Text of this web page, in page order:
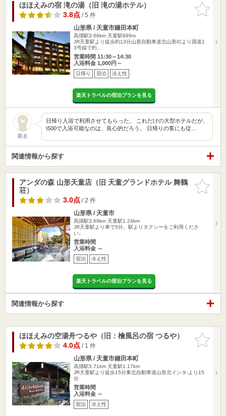
お気に入
りに追加
ほほえみの宿 滝の湯（旧 滝の湯ホテル）
3.8点/ 5 件
山形県 / 天童市鎌田本町
高擶駅3.66km 天童駅999m
JR天童駅より徒歩約13分山形自動車道北山形ICより国道1
3号線で約…
営業時間 11:30～14:30
入浴料金 1,000円～
日帰り 宿泊 冷え性
楽天トラベルの宿泊プランを見る
匿名
日帰り入浴で利用させてもらった。 これだけの大型ホテルだが、
\500で入浴可能なのは、良心的だろう。 日帰りの客にも従…
関連情報から探す
お気に入
りに追加
アンダの森 山形天童店（旧 天童グランドホテル 舞鶴
荘）
3.0点/ 2 件
山形県 / 天童市
高擶駅3.69km 天童駅1.24km
JR天童駅より車で5分。駅よりタクシーをご利用くださ
い。
営業時間
入浴料金 ～
宿泊 冷え性
楽天トラベルの宿泊プランを見る
関連情報から探す
お気に入
りに追加
ほほえみの空湯舟つるや（旧：檜風呂の宿 つるや）
4.0点/ 1 件
山形県 / 天童市鎌田本町
高擶駅3.71km 天童駅1.17km
JR天童駅より徒歩15分東北自動車道山形北インタ-より15
分
営業時間
入浴料金 ～
宿泊 冷え性